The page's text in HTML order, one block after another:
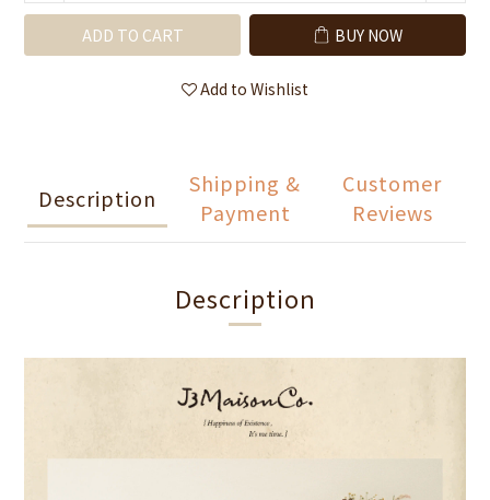
ADD TO CART BUY NOW
Add to Wishlist
Description
Shipping &
Payment
Customer
Reviews
Description